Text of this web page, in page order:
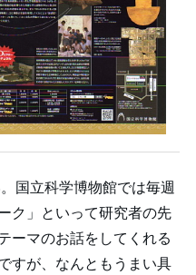
国立科学博物館では毎週
ク」といって研究者の先
ーマのお話をしてくれる
すが、なんともうまい具